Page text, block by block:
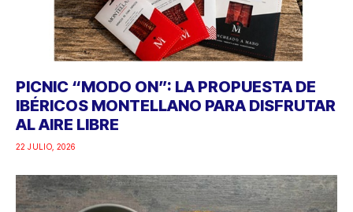
PICNIC “MODO ON”: LA PROPUESTA DE
IBÉRICOS MONTELLANO PARA DISFRUTAR
AL AIRE LIBRE
22 JULIO, 2026